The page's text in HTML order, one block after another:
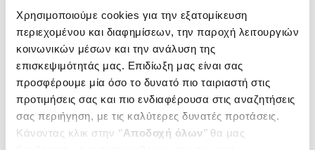
Χρησιμοποιούμε cookies για την εξατομίκευση
περιεχομένου και διαφημίσεων, την παροχή λειτουργιών
κοινωνικών μέσων και την ανάλυση της
επισκεψιμότητάς μας. Επιδίωξη μας είναι σας
προσφέρουμε μία όσο το δυνατό πιο ταιριαστή στις
προτιμήσεις σας και πιο ενδιαφέρουσα στις αναζητήσεις
σας περιήγηση, με τις καλύτερες δυνατές προτάσεις.
Κάνοντας κλικ στην ‘’Αποδοχή όλων’’ θα μας